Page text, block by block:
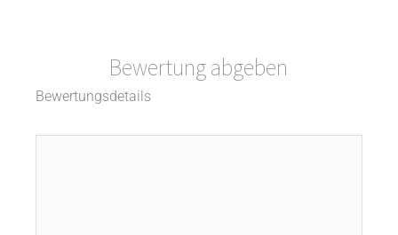
Bewertung abgeben
Bewertungsdetails